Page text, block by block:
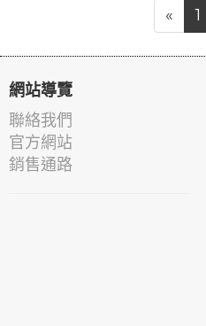
« 1
網站導覽
聯絡我們
官方網站
銷售通路